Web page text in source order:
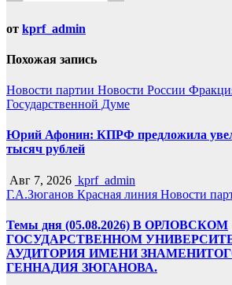
от kprf_admin
Похожая запись
Новости партии Новости России
Государственной Думе
Юрий Афонин: КПРФ предложила
тысяч рублей
Авг 7, 2026 kprf_admin
Г.А.Зюганов Красная линия Новости
Темы дня (05.08.2026) В ОРЛОВСКОМ
ГОСУДАРСТВЕННОМ
АУДИТОРИЯ ИМЕНИ
ГЕННАДИЯ ЗЮГАНОВА.